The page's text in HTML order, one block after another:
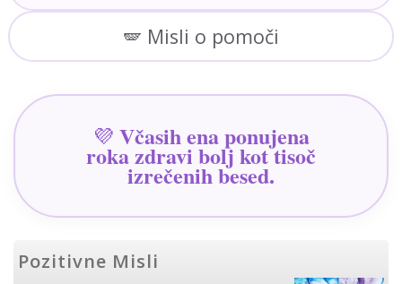
🪽 Misli o pomoči
💜 Včasih ena ponujena
roka zdravi bolj kot tisoč
izrečenih besed.
Pozitivne Misli